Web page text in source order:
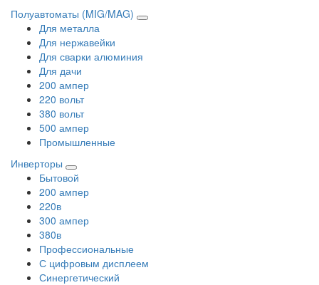
Полуавтоматы (MIG/MAG)
Для металла
Для нержавейки
Для сварки алюминия
Для дачи
200 ампер
220 вольт
380 вольт
500 ампер
Промышленные
Инверторы
Бытовой
200 ампер
220в
300 ампер
380в
Профессиональные
С цифровым дисплеем
Синергетический